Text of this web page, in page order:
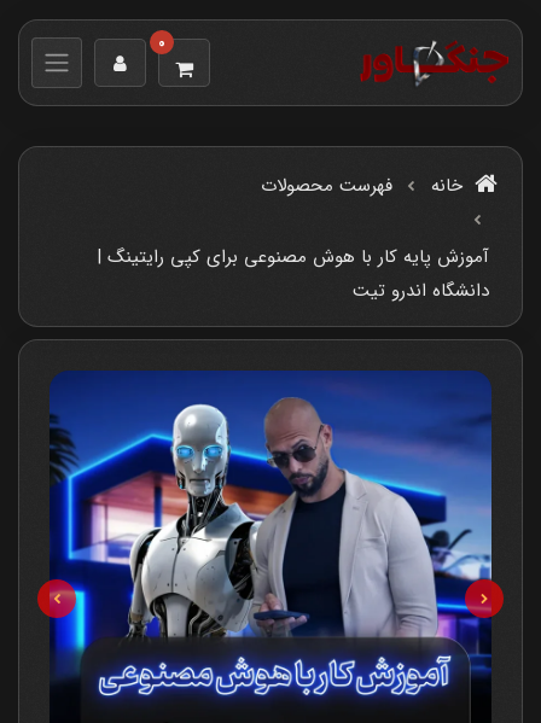
0
خانه فهرست محصولات
آموزش پایه کار با هوش مصنوعی برای کپی رایتینگ |
دانشگاه اندرو تیت